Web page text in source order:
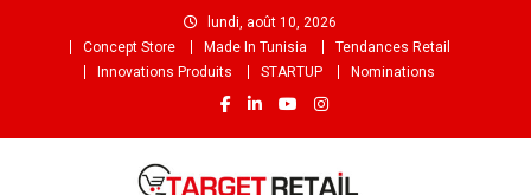
lundi, août 10, 2026
Concept Store
Made In Tunisia
Tendances Retail
Innovations Produits
STARTUP Nominations